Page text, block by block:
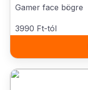
Gamer face bögre
3990 Ft-tól